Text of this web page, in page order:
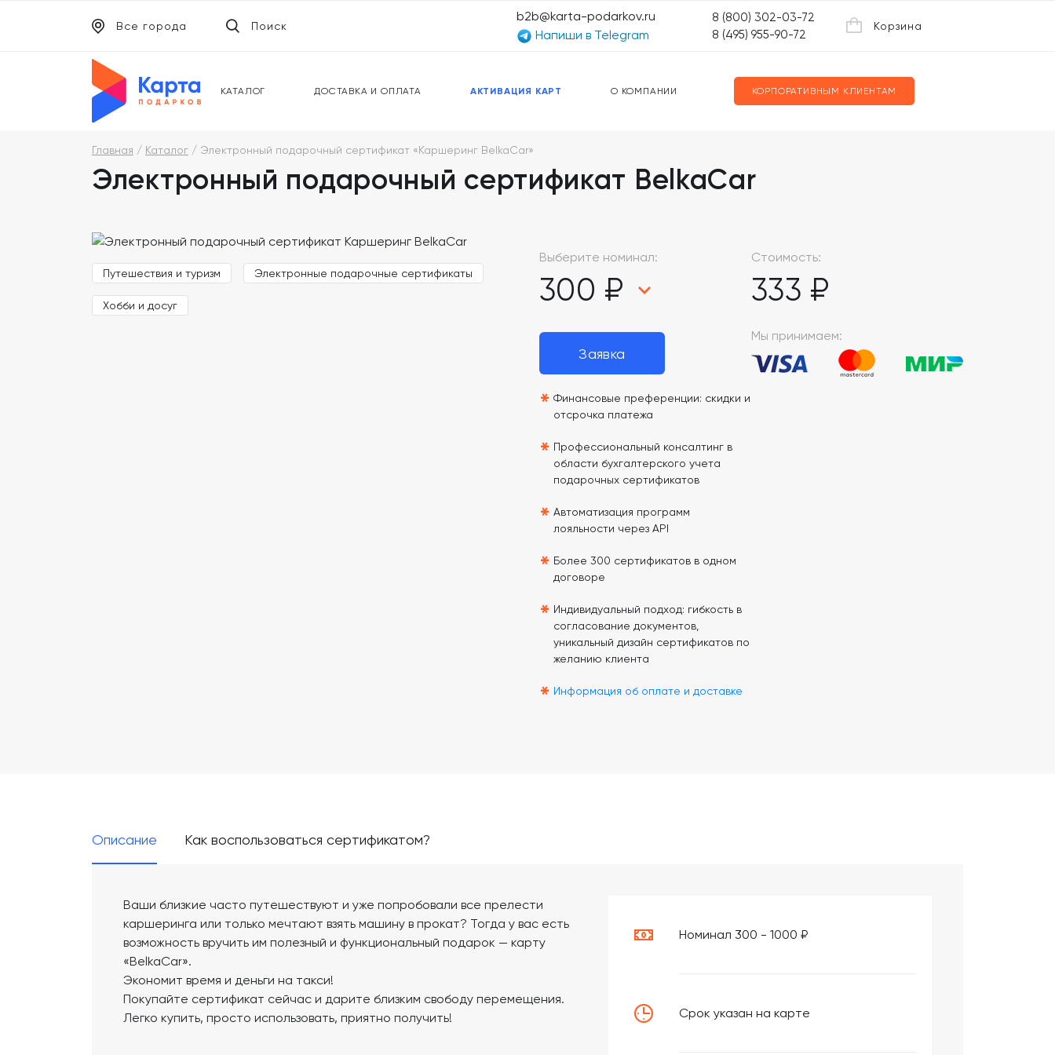
КАТАЛОГ ДОСТАВКА И ОПЛАТА АКТИВАЦИЯ КАРТ О КОМПАНИИ КОРПОРАТИВНЫМ КЛИЕНТАМ
Все города Поиск
b2b@karta-podarkov.ru
Напиши в Telegram
8 (800) 302-03-72
8 (495) 955-90-72
Корзина
ПОДАРОЧНЫЕ КАРТЫ
ПРЕДОПЛАЧЕННЫЕ КАРТЫ
Главная Каталог Электронный подарочный сертификат «Каршеринг BelkaCar»
Электронный подарочный сертификат BelkaCar
Путешествия и туризм Электронные подарочные сертификаты
Хобби и досуг
Выберите номинал:
300 ₽
Стоимость:
333 ₽
Заявка
* Финансовые преференции: скидки и
отсрочка платежа
* Профессиональный консалтинг в
области бухгалтерского учета
подарочных сертификатов
* Автоматизация программ
лояльности через API
* Более 300 сертификатов в одном
договоре
* Индивидуальный подход: гибкость в
согласование документов,
уникальный дизайн сертификатов по
желанию клиента
* Информация об оплате и доставке
Мы принимаем:
Описание Как воспользоваться сертификатом?
Номинал 300 - 1000 ₽
Срок указан на карте
Ваши близкие часто путешествуют и уже попробовали все прелести
каршеринга или только мечтают взять машину в прокат? Тогда у вас есть
возможность вручить им полезный и функциональный подарок — карту
«BelkaCar».
Экономит время и деньги на такси!
Покупайте сертификат сейчас и дарите близким свободу перемещения.
Легко купить, просто использовать, приятно получить!